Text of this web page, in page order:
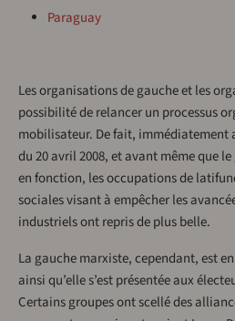
Paraguay
Les organisations de gauche et les
possibilité de relancer un processus
mobilisateur. De fait, immédiatement
du 20 avril 2008, et avant même que
en fonction, les occupations de
sociales visant à empêcher les
industriels ont repris de plus belle.
La gauche marxiste, cependant, est
ainsi qu’elle s’est présentée aux
Certains groupes ont scellé des